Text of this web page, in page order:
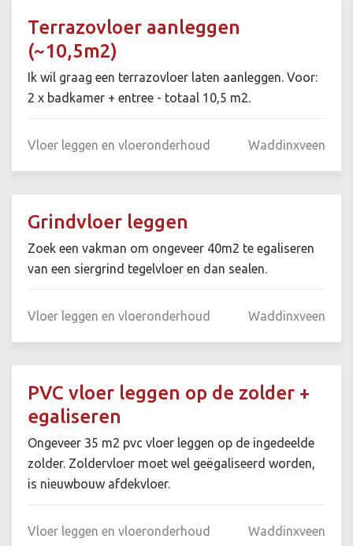
Terrazovloer aanleggen
(~10,5m2)
Ik wil graag een terrazovloer laten aanleggen. Voor:
2 x badkamer + entree - totaal 10,5 m2.
Vloer leggen en vloeronderhoud Waddinxveen
Grindvloer leggen
Zoek een vakman om ongeveer 40m2 te egaliseren
van een siergrind tegelvloer en dan sealen.
Vloer leggen en vloeronderhoud Waddinxveen
PVC vloer leggen op de zolder +
egaliseren
Ongeveer 35 m2 pvc vloer leggen op de ingedeelde
zolder. Zoldervloer moet wel geëgaliseerd worden,
is nieuwbouw afdekvloer.
Vloer leggen en vloeronderhoud Waddinxveen